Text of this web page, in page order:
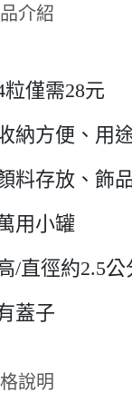
介紹
僅需28元
納方便、用
料存放、飾
用小罐
/直徑約2.5公
蓋子
說明